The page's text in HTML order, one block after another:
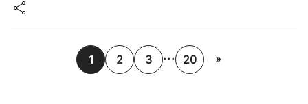
1 2 3 ... 20 »